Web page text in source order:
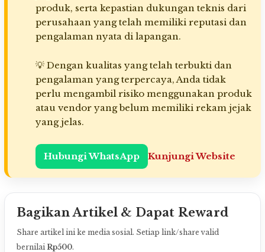
produk, serta kepastian dukungan teknis dari
perusahaan yang telah memiliki reputasi dan
pengalaman nyata di lapangan.
💡 Dengan kualitas yang telah terbukti dan
pengalaman yang terpercaya, Anda tidak
perlu mengambil risiko menggunakan produk
atau vendor yang belum memiliki rekam jejak
yang jelas.
Hubungi WhatsApp Kunjungi Website
Bagikan Artikel & Dapat Reward
Share artikel ini ke media sosial. Setiap link/share valid
bernilai Rp500.